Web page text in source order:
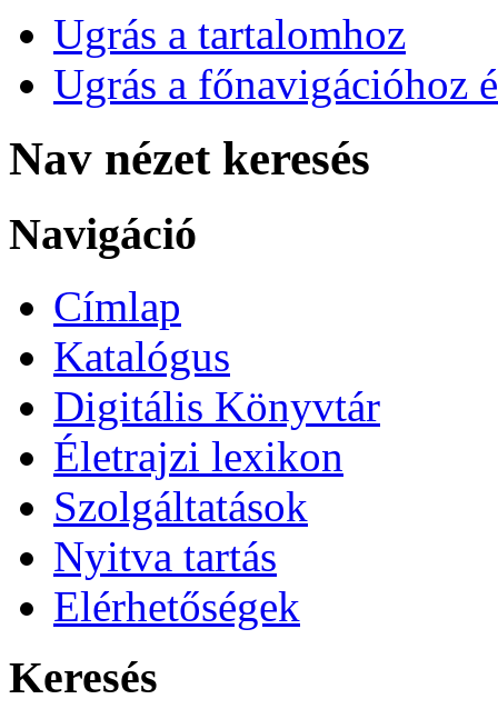
Ugrás a tartalomhoz
Ugrás a főnavigációhoz
Nav nézet keresés
Navigáció
Címlap
Katalógus
Digitális Könyvtár
Életrajzi lexikon
Szolgáltatások
Nyitva tartás
Elérhetőségek
Keresés